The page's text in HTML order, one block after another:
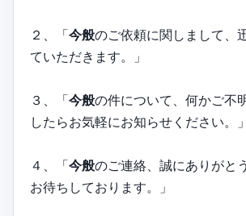
２、「今般のご依頼に関しまして、
ていただきます。」
３、「今般の件について、何かご不
したらお気軽にお知らせください。」
４、「今般のご連絡、誠にありがと
お待ちしております。」